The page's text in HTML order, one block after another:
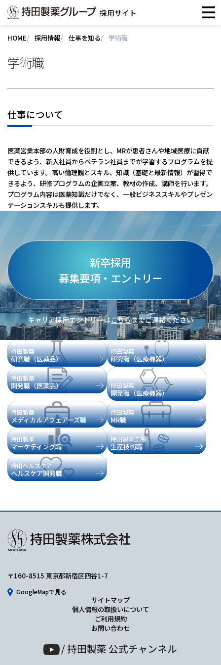
採用サイト
HOME 採用情報 仕事を知る 学術職
学術職
仕事について
医薬営業本部の人財育成を役割とし、MRが患者さんや地域医療に貢献
できるよう、新入社員からベテラン社員までが学習するプログラムを提
供しています。高い倫理観とスキル、知識（基礎と最新情報）が習得で
きるよう、研修プログラムの企画立案、教材の作成、講師を行います。
プログラム内容は医薬知識だけでなく、一般ビジネススキルやプレゼン
テーションスキルも提供します。
新卒採用
募集要項・エントリー
キャリア採用エントリーはこちらまでご連絡ください
持田製薬
研究職（医薬品）
持田製薬
研究職（医療機器）
持田製薬
開発職（医薬品） 持田製薬
開発職（医療機器）
持田製薬
メディカルアフェアーズ職
持田製薬
MR職
持田製薬
マーケティング職
持田製薬工場
生産技術職
持田ヘルスケア
ヘルスケア開発職
〒160-8515 東京都新宿区四谷1-7
GoogleMapで見る
サイトマップ
個人情報の取扱いについて
ご利用規約
お問い合わせ